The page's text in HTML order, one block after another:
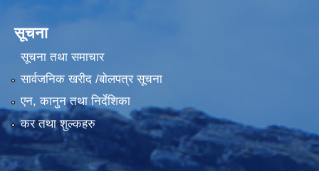
सूचना
सूचना तथा समाचार
सार्वजनिक खरीद /बोलपत्र सूचना
एन, कानुन तथा निर्देशिका
कर तथा शुल्कहरु